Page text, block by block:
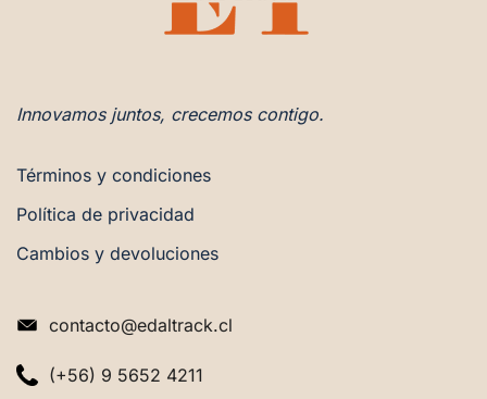
Innovamos juntos, crecemos contigo.
Términos y condiciones
Política de privacidad
Cambios y devoluciones
contacto@edaltrack.cl
(+56) 9 5652 4211